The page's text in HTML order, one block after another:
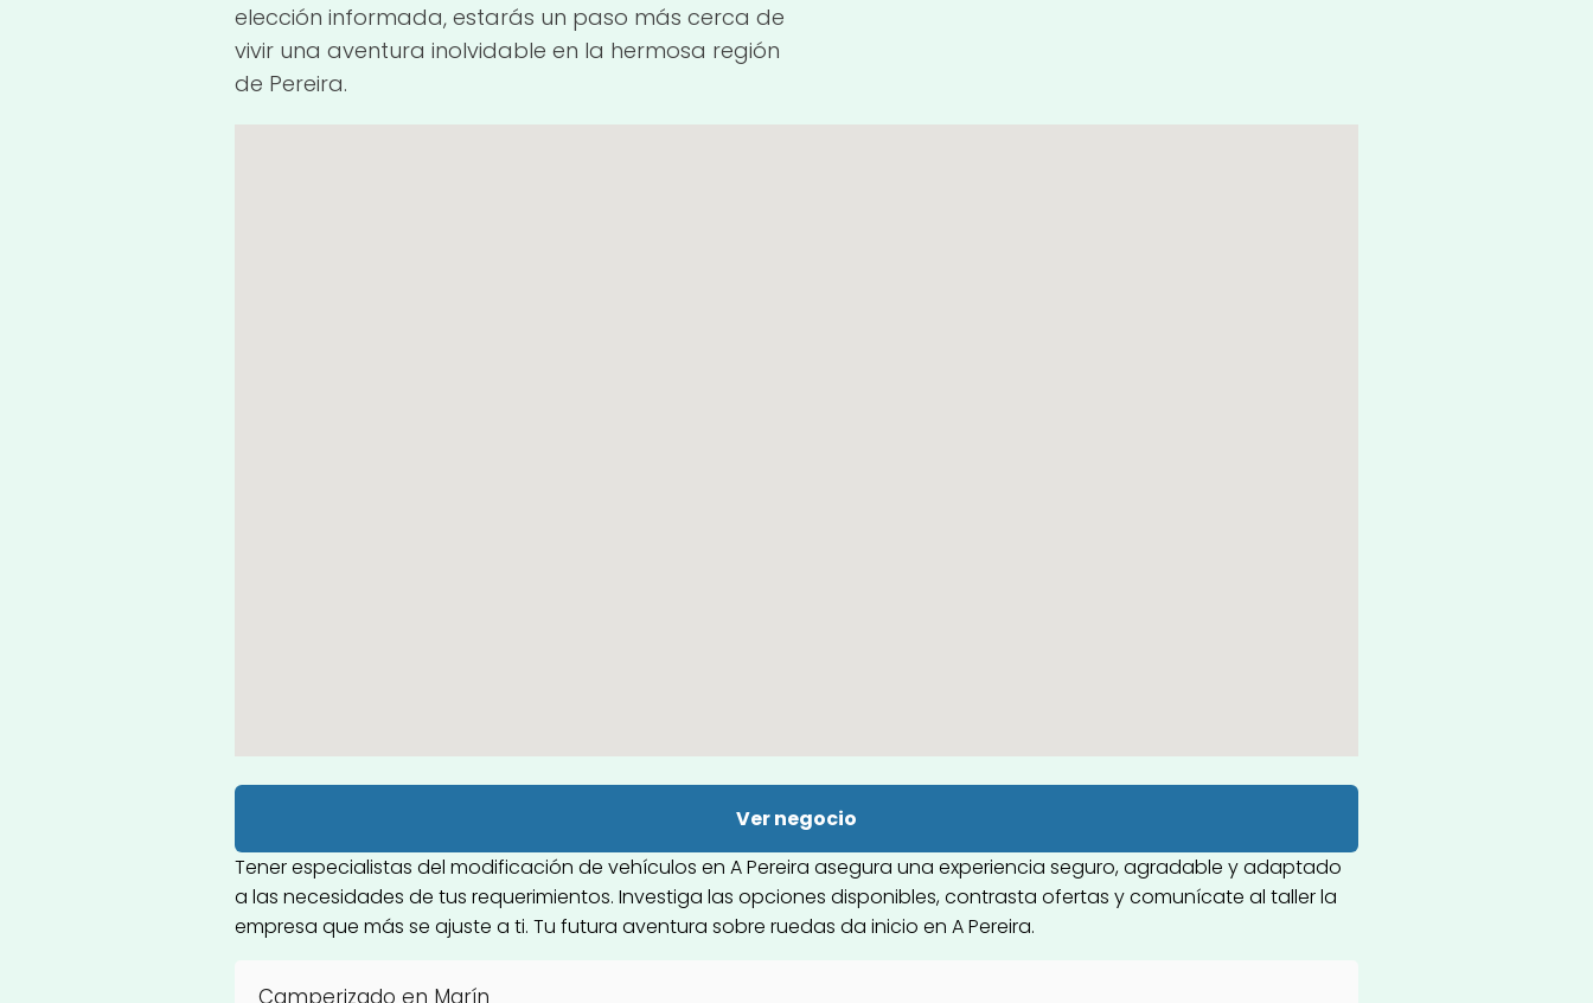
elección informada, estarás un paso más cerca de
vivir una aventura inolvidable en la hermosa región
de Pereira.
Ver negocio
Tener especialistas del modificación de vehículos en A Pereira asegura una experiencia seguro, agradable y adaptado
a las necesidades de tus requerimientos. Investiga las opciones disponibles, contrasta ofertas y comunícate al taller la
empresa que más se ajuste a ti. Tu futura aventura sobre ruedas da inicio en A Pereira.
Camperizado en Marín